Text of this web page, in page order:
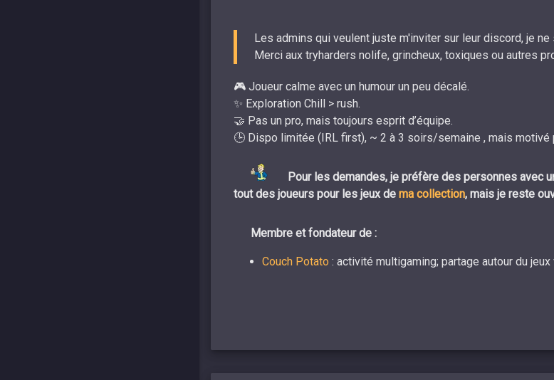
Les admins qui veulent juste m'inviter sur leur discord, je ne
Merci aux tryharders nolife, grincheux, toxiques ou autres
🎮 Joueur calme avec un humour un peu décalé. ​
✨ Exploration Chill > rush. ​
🤝 Pas un pro, mais toujours esprit d’équipe. ​
🕒 Dispo limitée (IRL first), ~ 2 à 3 soirs/semaine , mais motivé
Pour les demandes, je préfère des personnes avec
tout des joueurs pour les jeux de ma collection, mais je reste
Membre et fondateur de :
Couch Potato : activité multigaming; partage autour du jeux